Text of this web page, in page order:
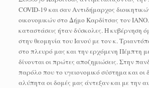
COVID-19 και σαν Αντιδήμαρχος
οικονομικών στο Δήμο Καρδίτσας τον ΙΑΝΟ.
καταστάσεις ήταν δύσκολες. Η κυβέρνηση
στην θεομηνία του Ιανού με τον κ.
στο πλευρό μας και την ερχόμενη Πέμπτη
δίνονται οι πρώτες αποζημιώσεις. Στην
παρόλο που το υγειονομικό σύστημα και οι
αλύπητα οι δομές μας άντεξαν και με την